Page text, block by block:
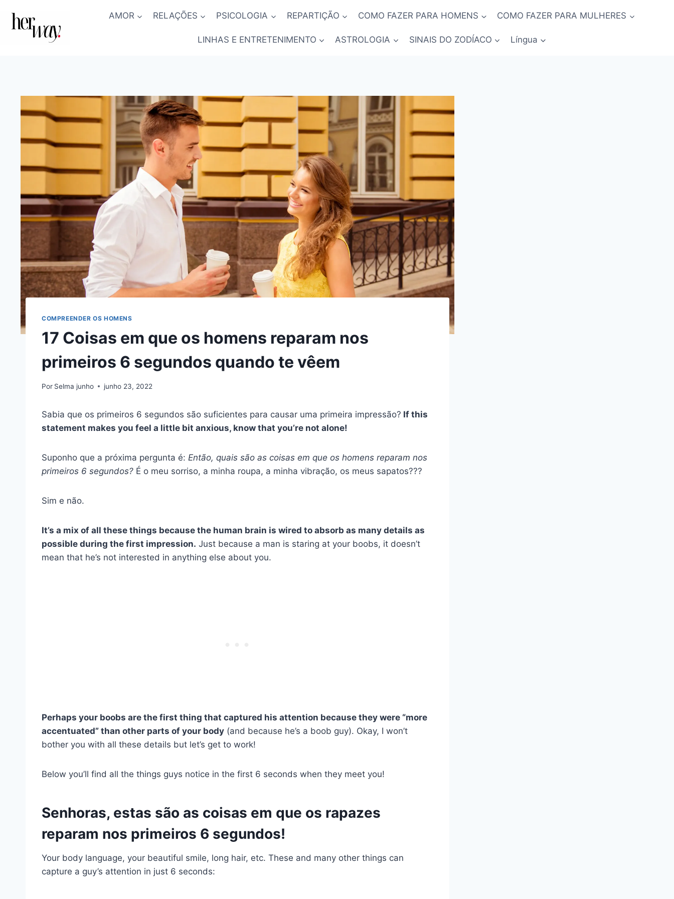
AMOR RELAÇÕES PSICOLOGIA REPARTIÇÃO COMO FAZER PARA HOMENS COMO FAZER PARA MULHERES
LINHAS E ENTRETENIMENTO ASTROLOGIA SINAIS DO ZODÍACO Língua
COMPREENDER OS HOMENS
17 Coisas em que os homens reparam nos
primeiros 6 segundos quando te vêem
Por Selma junho junho 23, 2022
Sabia que os primeiros 6 segundos são suficientes para causar uma primeira impressão? If this
statement makes you feel a little bit anxious, know that you’re not alone!
Suponho que a próxima pergunta é: Então, quais são as coisas em que os homens reparam nos
primeiros 6 segundos? É o meu sorriso, a minha roupa, a minha vibração, os meus sapatos???
Sim e não.
It’s a mix of all these things because the human brain is wired to absorb as many details as
possible during the first impression. Just because a man is staring at your boobs, it doesn’t
mean that he’s not interested in anything else about you.
Perhaps your boobs are the first thing that captured his attention because they were “more
accentuated” than other parts of your body (and because he’s a boob guy). Okay, I won’t
bother you with all these details but let’s get to work!
Below you’ll find all the things guys notice in the first 6 seconds when they meet you!
Senhoras, estas são as coisas em que os rapazes
reparam nos primeiros 6 segundos!
Your body language, your beautiful smile, long hair, etc. These and many other things can
capture a guy’s attention in just 6 seconds: